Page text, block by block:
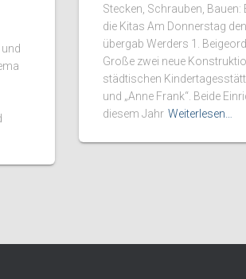
Stecken, Schrauben,
die Kitas Am Donnerstag
übergab Werders 1.
Große zwei neue
städtischen
und „Anne Frank“. Beide
diesem Jahr Weiterlesen…